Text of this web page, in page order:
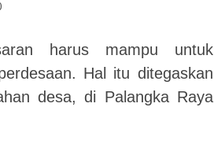
harus mampu untuk
Hal itu ditegaskan
desa, di Palangka Raya